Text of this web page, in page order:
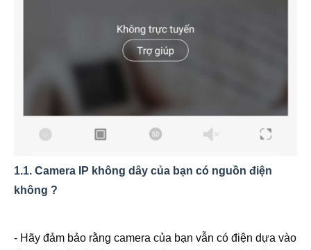
1.1. Camera IP không dây của bạn có nguồn điện
không ?
- Hãy đảm bảo rằng camera của bạn vẫn có điện dựa vào